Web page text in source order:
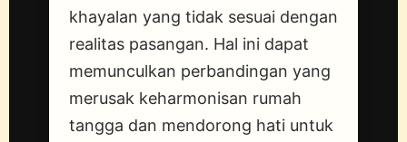
khayalan yang tidak sesuai dengan
realitas pasangan. Hal ini dapat
memunculkan perbandingan yang
merusak keharmonisan rumah
tangga dan mendorong hati untuk